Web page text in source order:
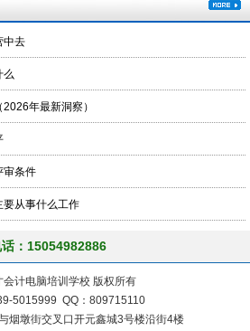
中去
么
年最新洞察）
审条件
要从事什么工作
话：15054982886
会计电脑培训学校 版权所有
5015999 QQ：809715110
烟墩街交叉口开元鑫城3号楼沿街4楼